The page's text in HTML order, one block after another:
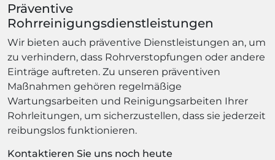
Präventive
Rohrreinigungsdienstleistungen
Wir bieten auch präventive Dienstleistungen an, um
zu verhindern, dass Rohrverstopfungen oder andere
Einträge auftreten. Zu unseren präventiven
Maßnahmen gehören regelmäßige
Wartungsarbeiten und Reinigungsarbeiten Ihrer
Rohrleitungen, um sicherzustellen, dass sie jederzeit
reibungslos funktionieren.
Kontaktieren Sie uns noch heute